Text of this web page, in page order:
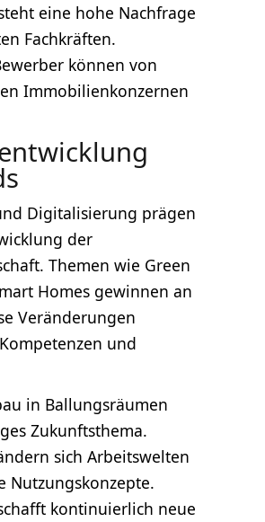
eine hohe Nachfrage
Fachkräften.
können von
Immobilienkonzernen
Digitalisierung prägen
der
Themen wie Green
Homes gewinnen an
Veränderungen
und
in Ballungsräumen
Zukunftsthema.
sich Arbeitswelten
Nutzungskonzepte.
kontinuierlich neue